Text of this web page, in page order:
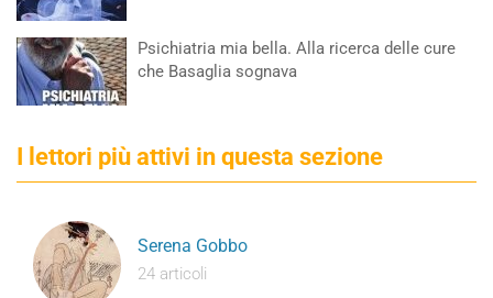
Psichiatria mia bella. Alla ricerca delle cure
che Basaglia sognava
I lettori più attivi in questa sezione
Serena Gobbo
24 articoli